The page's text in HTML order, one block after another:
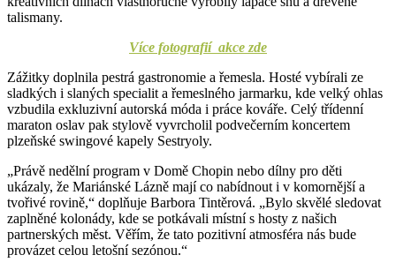
talismany.
Více fotografií akce zde
Zážitky doplnila pestrá gastronomie a řemesla. Hosté vybírali ze
sladkých i slaných specialit a řemeslného jarmarku, kde velký ohlas
vzbudila exkluzivní autorská móda i práce kováře. Celý třídenní
maraton oslav pak stylově vyvrcholil podvečerním koncertem
plzeňské swingové kapely Sestryoly.
„Právě nedělní program v Domě Chopin nebo dílny pro děti
ukázaly, že Mariánské Lázně mají co nabídnout i v komornější a
tvořivé rovině,“ doplňuje Barbora Tintěrová. „Bylo skvělé sledovat
zaplněné kolonády, kde se potkávali místní s hosty z našich
partnerských měst. Věřím, že tato pozitivní atmosféra nás bude
provázet celou letošní sezónou.“